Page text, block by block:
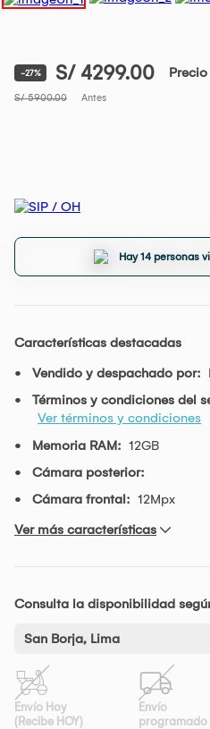
-27% S/ 4299.00 Precio
S/ 5900.00 Antes
Hay 14 personas
Características destacadas
Vendido y despachado por:
Términos y condiciones del
Ver términos y condiciones
Memoria RAM: 12GB
Cámara posterior:
Cámara frontal: 12Mpx
Ver más características
Consulta la disponibilidad
San Borja, Lima
Envío Hoy
(Recibe HOY)
Envío
programado